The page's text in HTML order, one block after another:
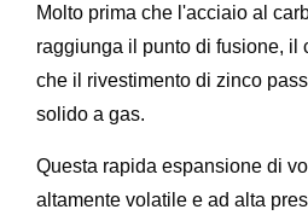
Molto prima che l'acciaio al
raggiunga il punto di fusione, il
che il rivestimento di zinco
solido a gas.
Questa rapida espansione di
altamente volatile e ad alta